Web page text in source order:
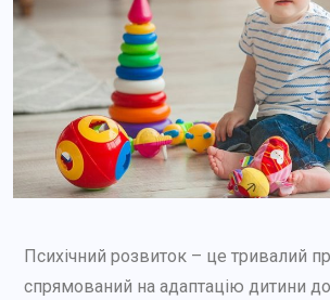
Психічний розвиток – це тривалий
спрямований на адаптацію дитини